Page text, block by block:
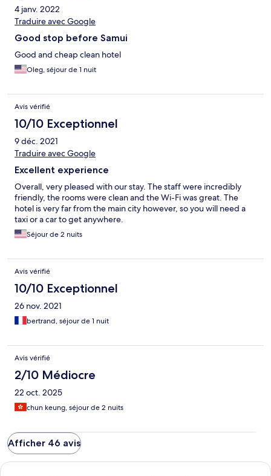
4 janv. 2022
Traduire avec Google
Good stop before Samui
Good and cheap clean hotel
Oleg, séjour de 1 nuit
Avis vérifié
10/10 Exceptionnel
9 déc. 2021
Traduire avec Google
Excellent experience
Overall, very pleased with our stay. The staff were incredibly
friendly, the rooms were clean and the Wi-Fi was great. The
hotel is very far from the main city however, so you will need a
taxi or a car to get anywhere.
Séjour de 2 nuits
Avis vérifié
10/10 Exceptionnel
26 nov. 2021
bertrand, séjour de 1 nuit
Avis vérifié
2/10 Médiocre
22 oct. 2025
chun keung, séjour de 2 nuits
Afficher 46 avis